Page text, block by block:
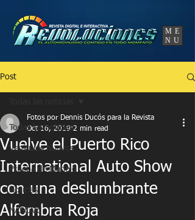
ME
NU
Post
Todas las noticias
Vehículos Nuevos
Prueba de Manejo
Noticias
NASCAR
Vuelve el Puerto Rico
International Auto Show
con una deslumbrante
Alfombra Roja
Fotos por Dennis Ducós para la Revista
Oct 16, 2019 2 min read